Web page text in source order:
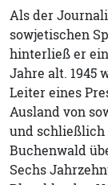
Als der
sowjetischen
hinterließ er
Jahre alt. 1945
Leiter eines
Ausland von
und schließlich
Buchenwald
Sechs